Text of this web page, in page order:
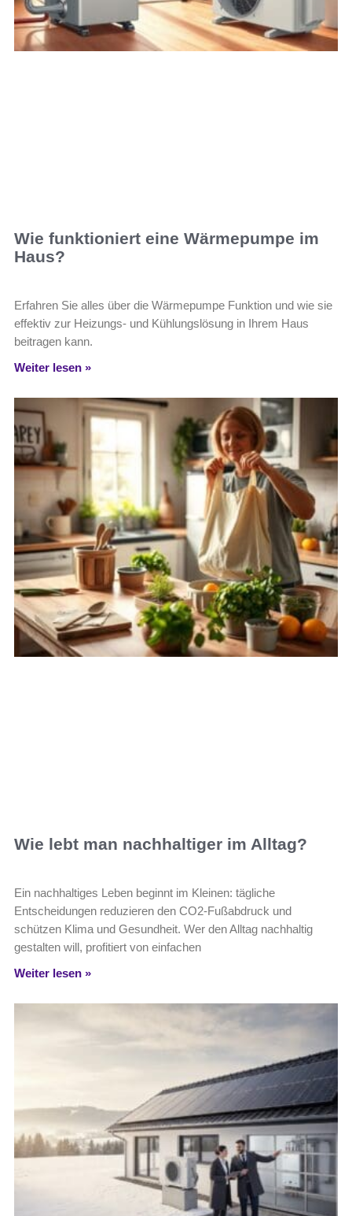
Wie funktioniert eine Wärmepumpe im
Haus?
Erfahren Sie alles über die Wärmepumpe Funktion und wie sie
effektiv zur Heizungs- und Kühlungslösung in Ihrem Haus
beitragen kann.
Weiter lesen »
Wie lebt man nachhaltiger im Alltag?
Ein nachhaltiges Leben beginnt im Kleinen: tägliche
Entscheidungen reduzieren den CO2-Fußabdruck und
schützen Klima und Gesundheit. Wer den Alltag nachhaltig
gestalten will, profitiert von einfachen
Weiter lesen »